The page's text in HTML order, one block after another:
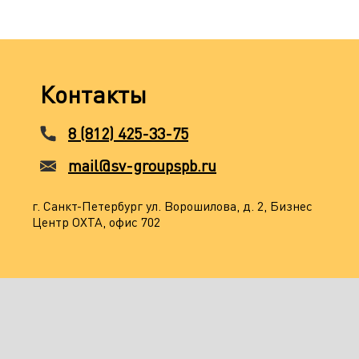
Контакты
8 (812) 425-33-75
mail@sv-groupspb.ru
г. Санкт-Петербург ул. Ворошилова, д. 2, Бизнес
Центр ОХТА, офис 702